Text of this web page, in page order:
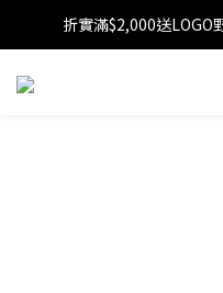
【FINAL
折實滿$2,000送LOGO
【FINAL